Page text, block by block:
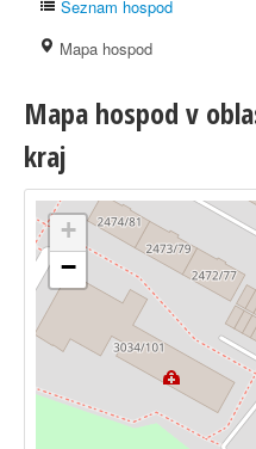
Seznam hospod
Mapa hospod
Mapa hospod v
kraj
+
−